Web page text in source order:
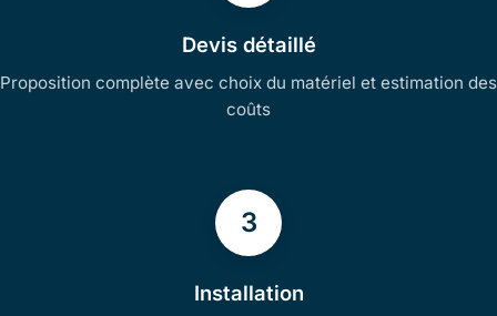
Devis détaillé
Proposition complète avec choix du matériel et estimation des
coûts
3
Installation